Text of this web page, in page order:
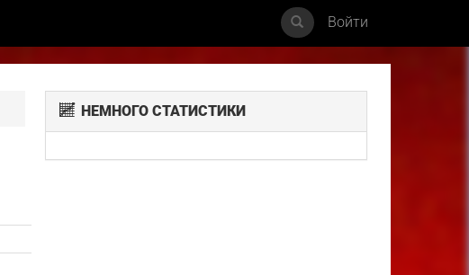
Войти
НЕМНОГО СТАТИСТИКИ